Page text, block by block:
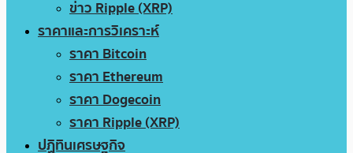
ข่าว Ripple (XRP)
ราคาและการวิเคราะห์
ราคา Bitcoin
ราคา Ethereum
ราคา Dogecoin
ราคา Ripple (XRP)
ปฏิทินเศรษฐกิจ